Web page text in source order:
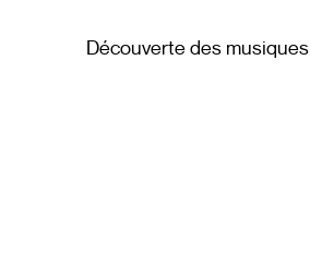
Découverte des